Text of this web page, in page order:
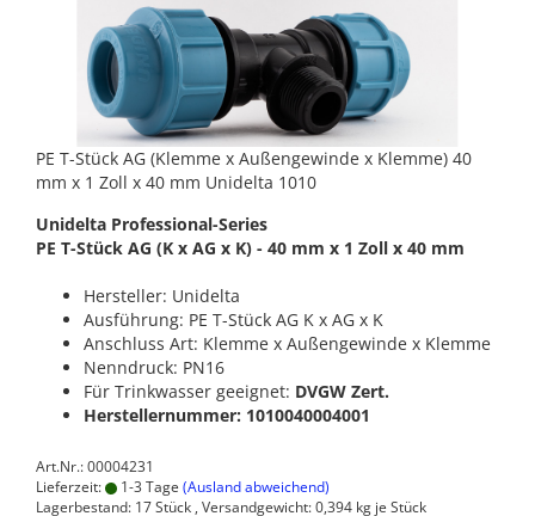
PE T-Stück AG (Klemme x Außengewinde x Klemme) 40
mm x 1 Zoll x 40 mm Unidelta 1010
Unidelta Professional-Series
PE T-Stück AG (K x AG x K) - 40 mm x 1 Zoll x 40 mm
Hersteller: Unidelta
Ausführung: PE T-Stück AG K x AG x K
Anschluss Art: Klemme x Außengewinde x Klemme
Nenndruck: PN16
Für Trinkwasser geeignet: DVGW Zert.
Herstellernummer: 1010040004001
Art.Nr.: 00004231
Lieferzeit:
1-3 Tage (Ausland abweichend)
Lagerbestand: 17 Stück , Versandgewicht:0,394 kg je Stück